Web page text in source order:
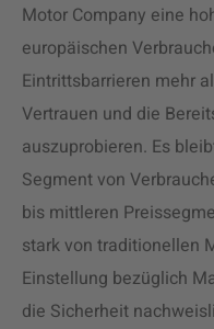
Motor Company eine
europäischen
Eintrittsbarrieren mehr
Vertrauen und die
auszuprobieren. Es
Segment von
bis mittleren
stark von traditionellen
Einstellung bezüglich
die Sicherheit